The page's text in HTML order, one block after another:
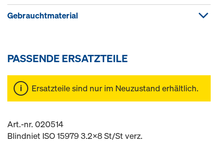
Gebrauchtmaterial
PASSENDE ERSATZTEILE
Ersatzteile sind nur im Neuzustand erhältlich.
Art.-nr. 020514
Blindniet ISO 15979 3.2x8 St/St verz.